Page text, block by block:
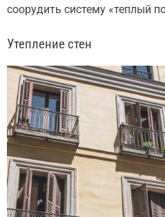
соорудить систему «теплый
Утепление стен